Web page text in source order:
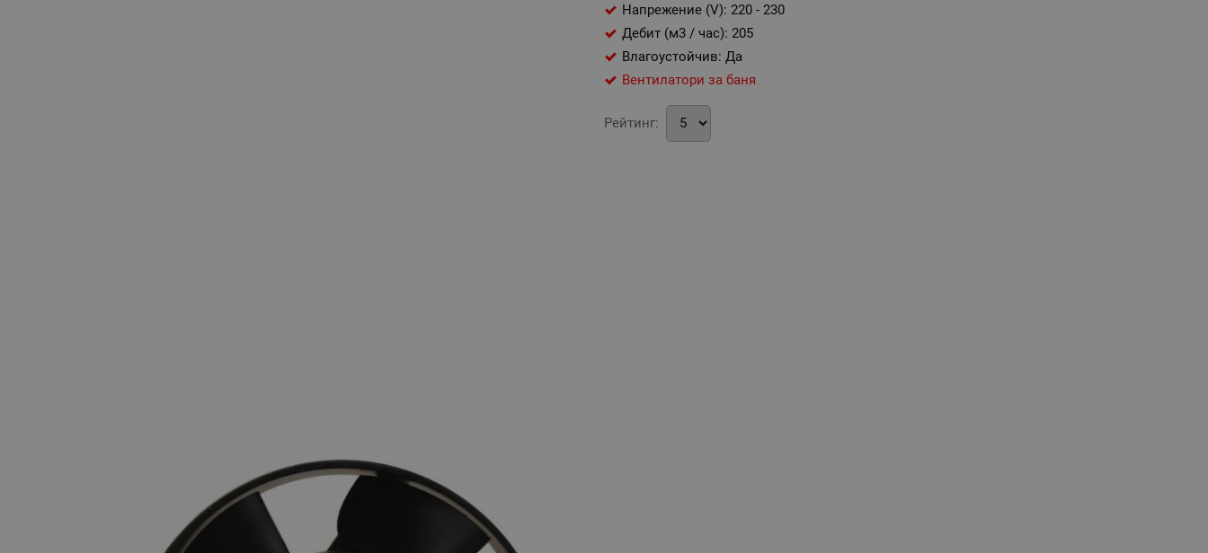
Напрежение (V): 220 - 230
Дебит (м3 / час): 205
Влагоустойчив: Да
Вентилатори за баня
Рейтинг: